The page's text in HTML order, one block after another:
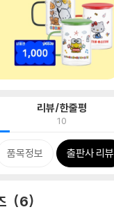
리뷰/한줄평
10
품목정보 출판사 리뷰
6